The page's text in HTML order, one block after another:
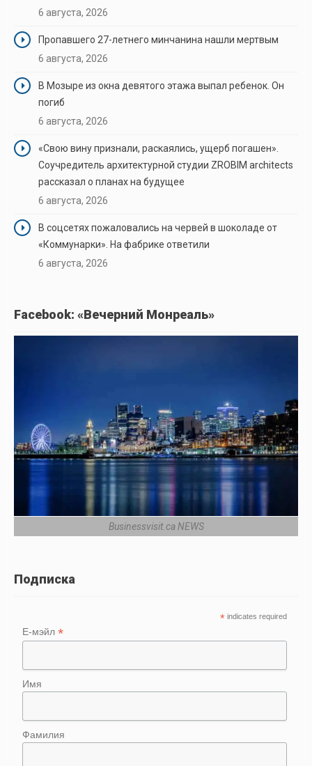
6 августа, 2026
Пропавшего 27-летнего минчанина нашли мертвым
6 августа, 2026
В Мозыре из окна девятого этажа выпал ребенок. Он
погиб
6 августа, 2026
«Свою вину признали, раскаялись, ущерб погашен».
Соучредитель архитектурной студии ZROBIM architects
рассказал о планах на будущее
6 августа, 2026
В соцсетях пожаловались на червей в шоколаде от
«Коммунарки». На фабрике ответили
6 августа, 2026
Facebook: «Вечерний Монреаль»
Businessvisit.ca NEWS
Подписка
* indicates required
Е-мэйл*
Имя
Фамилия